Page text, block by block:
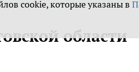
cookie, которые указаны в
области